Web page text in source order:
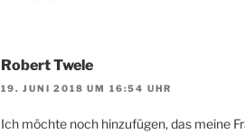
Robert Twele
19. JUNI 2018 UM 16:54 UHR
Ich möchte noch hinzufügen, das meine